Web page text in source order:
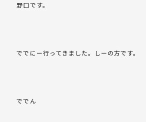
野口です。
ででにー行ってきました。しーの方です。
ででん